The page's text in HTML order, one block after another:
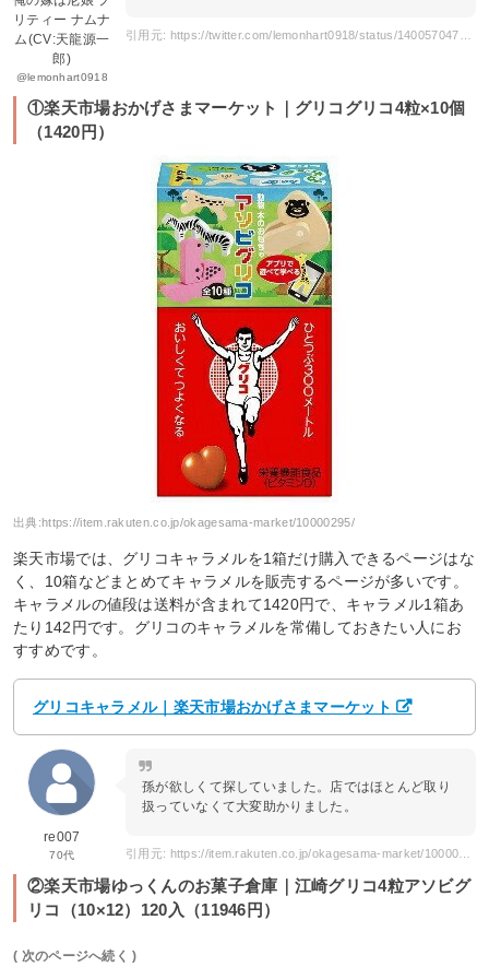
リティー ナムナ
ム(CV:天龍源一
郎)
@lemonhart0918
引用元: https://twitter.com/lemonhart0918/status/1400570474636083204
①楽天市場おかげさまマーケット｜グリコグリコ4粒×10個
（1420円）
出典:https://item.rakuten.co.jp/okagesama-market/10000295/
楽天市場では、グリコキャラメルを1箱だけ購入できるページはな
く、10箱などまとめてキャラメルを販売するページが多いです。
キャラメルの値段は送料が含まれて1420円で、キャラメル1箱あ
たり142円です。グリコのキャラメルを常備しておきたい人にお
すすめです。
グリコキャラメル｜楽天市場おかげさまマーケット
re007
70代
孫が欲しくて探していました。店ではほとんど取り
扱っていなくて大変助かりました。
②楽天市場ゆっくんのお菓子倉庫｜江崎グリコ4粒アソビグ
リコ（10×12）120入（11946円）
( 次のページへ続く )